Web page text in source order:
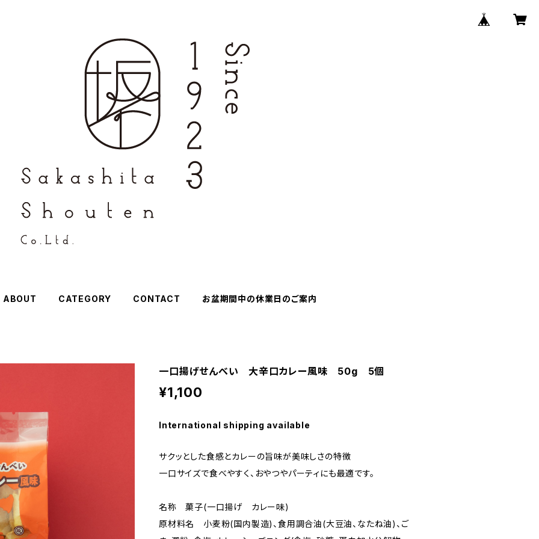
ABOUT CATEGORY CONTACT お盆期間中の休業日のご案内
一口揚げせんべい 大辛口カレー風味 50g 5個
¥1,100
International shipping available
サクッとした食感とカレーの旨味が美味しさの特徴
一口サイズで食べやすく、おやつやパーティにも最適です。
名称 菓子(一口揚げ カレー味)
原材料名 小麦粉(国内製造)、食用調合油(大豆油、なたね油)、ご